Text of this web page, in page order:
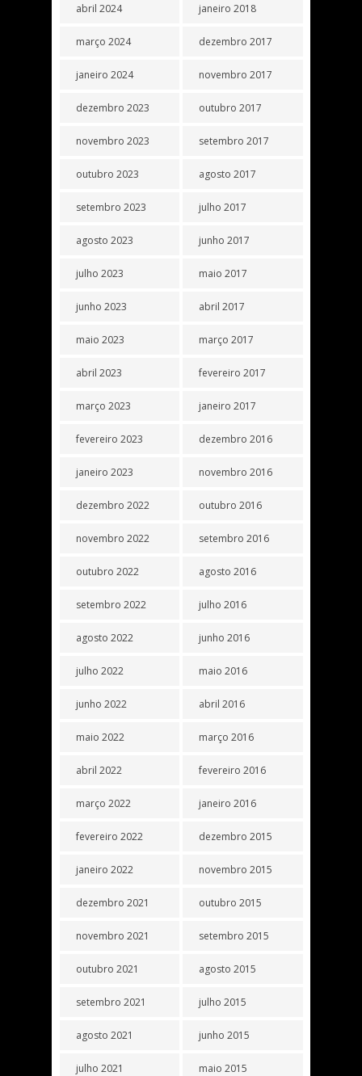
abril 2024
março 2024
janeiro 2024
dezembro 2023
novembro 2023
outubro 2023
setembro 2023
agosto 2023
julho 2023
junho 2023
maio 2023
abril 2023
março 2023
fevereiro 2023
janeiro 2023
dezembro 2022
novembro 2022
outubro 2022
setembro 2022
agosto 2022
julho 2022
junho 2022
maio 2022
abril 2022
março 2022
fevereiro 2022
janeiro 2022
dezembro 2021
novembro 2021
outubro 2021
setembro 2021
agosto 2021
julho 2021
janeiro 2018
dezembro 2017
novembro 2017
outubro 2017
setembro 2017
agosto 2017
julho 2017
junho 2017
maio 2017
abril 2017
março 2017
fevereiro 2017
janeiro 2017
dezembro 2016
novembro 2016
outubro 2016
setembro 2016
agosto 2016
julho 2016
junho 2016
maio 2016
abril 2016
março 2016
fevereiro 2016
janeiro 2016
dezembro 2015
novembro 2015
outubro 2015
setembro 2015
agosto 2015
julho 2015
junho 2015
maio 2015